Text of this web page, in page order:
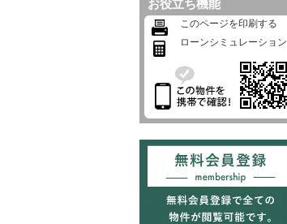
お役立ち機能
このページを印刷する
ローンシミュレーション